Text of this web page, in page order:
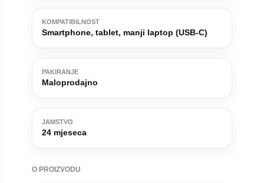
KOMPATIBILNOST
Smartphone, tablet, manji laptop (USB-C)
PAKIRANJE
Maloprodajno
JAMSTVO
24 mjeseca
O PROIZVODU